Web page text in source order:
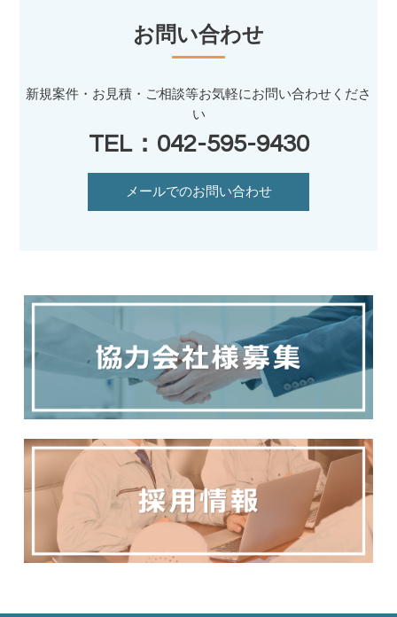
お問い合わせ
新規案件・お見積・ご相談等お気軽にお問い合わせくださ
い
TEL：042-595-9430
メールでのお問い合わせ